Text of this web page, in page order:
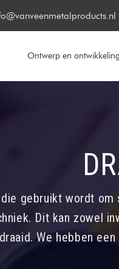
Ontwerp en ontwikkeling
gebruikt wordt
Dit kan zowel
We hebben